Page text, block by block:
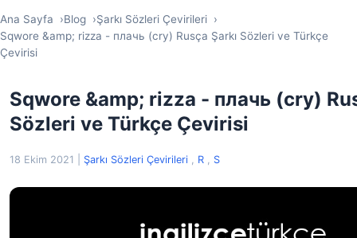
Ana Sayfa Blog
Şarkı Sözleri Çevirileri
Sqwore &amp; rizza - плачь (cry) Rusça Şarkı Sözleri ve Türkçe
Çevirisi
Sqwore &amp; rizza - плачь (cry)
Sözleri ve Türkçe Çevirisi
18 Ekim 2021 Şarkı Sözleri Çevirileri , R , S